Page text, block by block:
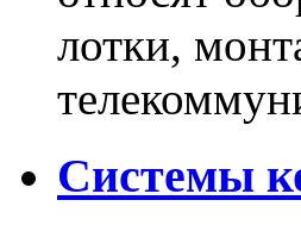
лотки,
Системы